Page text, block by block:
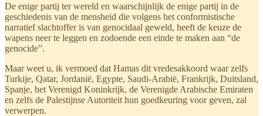
De enige partij ter wereld en waarschijnlijk de enige partij in de
geschiedenis van de mensheid die volgens het conformistische
narratief slachtoffer is van genocidaal geweld, heeft de keuze de
wapens neer te leggen en zodoende een einde te maken aan “de
genocide”.
Maar weet u, ik vermoed dat Hamas dit vredesakkoord waar zelfs
Turkije, Qatar, Jordanië, Egypte, Saudi-Arabië, Frankrijk, Duitsland,
Spanje, het Verenigd Koninkrijk, de Verenigde Arabische Emiraten
en zelfs de Palestijnse Autoriteit hun goedkeuring voor geven, zal
verwerpen.